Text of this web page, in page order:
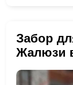
Забор
Жалюзи